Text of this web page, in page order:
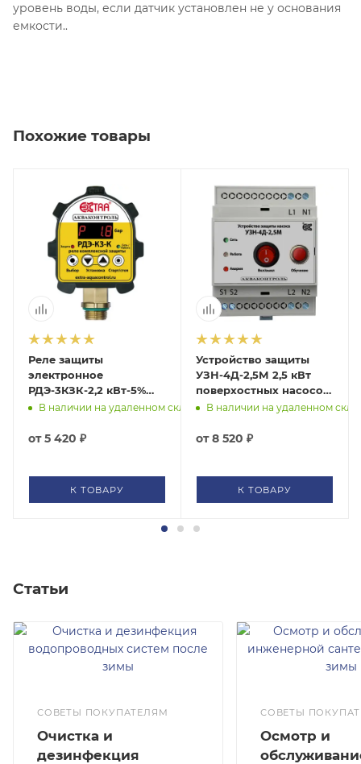
уровень воды, если датчик установлен не у основания
емкости..
Похожие товары
Реле защиты
электронное
РДЭ-3КЗК-2,2 кВт-5%
НАР 1/2" по давлению
4207350000
В наличии на удаленном складе
от5 420 ₽
К ТОВАРУ
Устройство защиты
УЗН-4Д-2,5М 2,5 кВт
поверхостных насосов
на DIN рейку Extra
6331002430
В наличии на удаленном
от8 520 ₽
К ТОВАРУ
Статьи
СОВЕТЫ ПОКУПАТЕЛЯМ
Очистка и
дезинфекция
СОВЕТЫ
Осмотр и